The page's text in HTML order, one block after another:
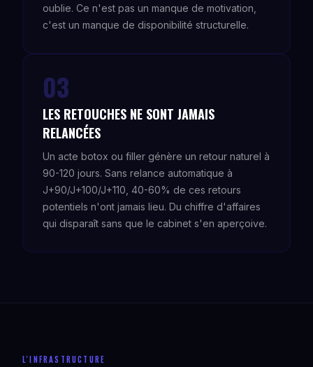
oublie. Ce n'est pas un manque de motivation,
c'est un manque de disponibilité structurelle.
03
LES RETOUCHES NE SONT JAMAIS
RELANCÉES
Un acte botox ou filler génère un retour naturel à
90-120 jours. Sans relance automatique à
J+90/J+100/J+110, 40-60% de ces retours
potentiels n'ont jamais lieu. Du chiffre d'affaires
qui disparaît sans que le cabinet s'en aperçoive.
L'INFRASTRUCTURE